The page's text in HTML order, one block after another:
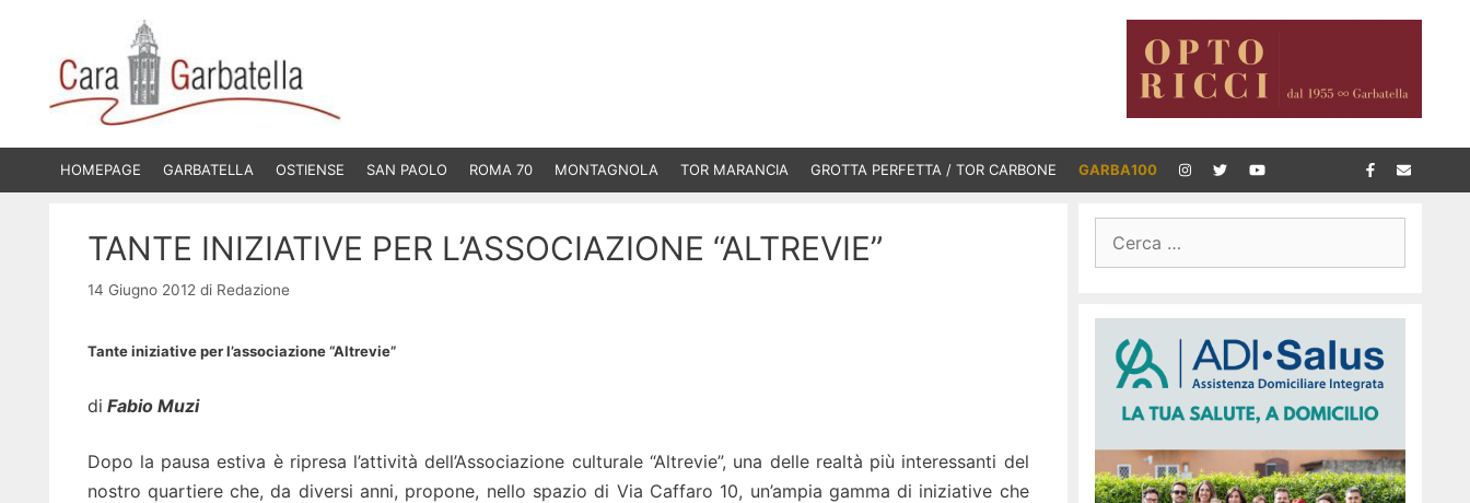
contenuto
HOMEPAGE GARBATELLA OSTIENSE SAN PAOLO ROMA 70 MONTAGNOLA TOR MARANCIA GROTTA PERFETTA / TOR CARBONE GARBA100
TANTE INIZIATIVE PER L’ASSOCIAZIONE “ALTREVIE”
14 Giugno 2012 di Redazione
Tante iniziative per l’associazione “Altrevie”
di Fabio Muzi
Dopo la pausa estiva è ripresa l’attività dell’Associazione culturale “Altrevie”, una delle realtà più interessanti del
nostro quartiere che, da diversi anni, propone, nello spazio di Via Caffaro 10, un’ampia gamma di iniziative che
per: